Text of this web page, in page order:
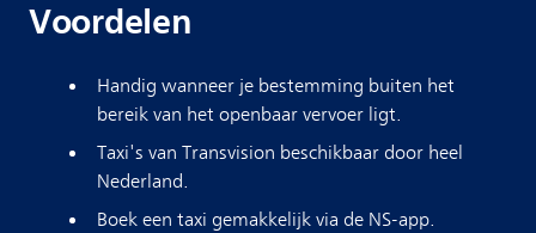
Voordelen
Handig wanneer je bestemming buiten het
bereik van het openbaar vervoer ligt.
Taxi's van Transvision beschikbaar door heel
Nederland.
Boek een taxi gemakkelijk via de NS-app.